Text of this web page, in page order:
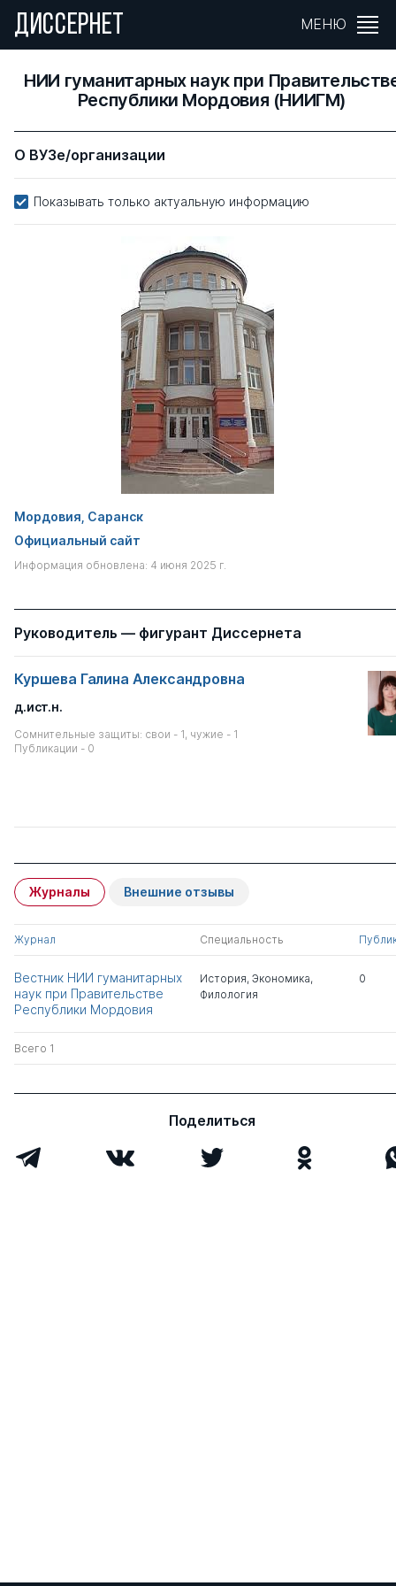
ДИССЕРНЕТ МЕНЮ
НИИ гуманитарных наук при
Республики Мордовия (НИИГМ)
О ВУЗе/организации
Показывать только актуальную информацию
Мордовия, Саранск
Официальный сайт
Информация обновлена: 4 июня 2025 г.
Руководитель — фигурант Диссернета
Куршева Галина Александровна
д.ист.н.
Сомнительные защиты: свои - 1, чужие - 1
Публикации - 0
Журналы Внешние отзывы
Журнал Специальность
Вестник НИИ гуманитарных
наук при Правительстве
Республики Мордовия
История, Экономика,
Филология
0
Всего 1
Поделиться